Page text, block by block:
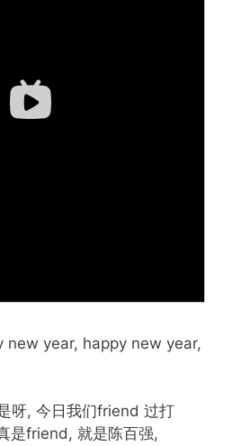
new year, happy new year,
呀, 今日我们friend 过打
是friend, 就是陈百强,